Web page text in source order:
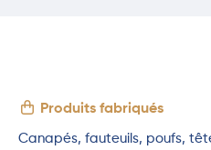
Produits fabriqués
Canapés, fauteuils, poufs,